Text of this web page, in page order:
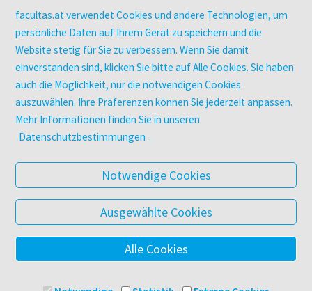
Zeitschriften
Digitale Angebote
UNTERNEHMEN
Über facultas
facultas Kooperationen
Arbeiten bei facultas
Datenschutz & Cookies
AGB
Barrierefreiheit
© 2025 Facultas Verlags- und Buchhandels AG
facultas.at verwendet Cookies und andere Technologien, um
persönliche Daten auf Ihrem Gerät zu speichern und die
Website stetig für Sie zu verbessern. Wenn Sie damit
einverstanden sind, klicken Sie bitte auf Alle Cookies. Sie haben
auch die Möglichkeit, nur die notwendigen Cookies
auszuwählen. Ihre Präferenzen können Sie jederzeit anpassen.
Mehr Informationen finden Sie in unseren
Datenschutzbestimmungen .
Notwendige Cookies
Ausgewählte Cookies
Alle Cookies